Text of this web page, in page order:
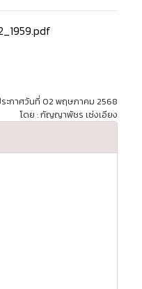
ะกาศวันที่ 02 พฤษภาคม 2568
โดย : กัญญาพัชร เซ่งเอียง